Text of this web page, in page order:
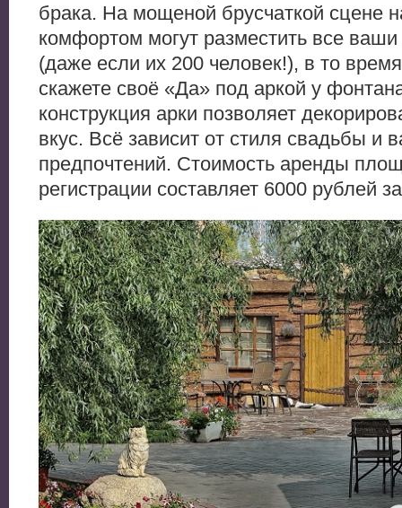
брака. На мощеной брусчаткой сцене
комфортом могут разместить все ваши
(даже если их 200 человек!), в то
скажете своё «Да» под аркой у
конструкция арки позволяет
вкус. Всё зависит от стиля свадьбы и
предпочтений. Стоимость аренды
регистрации составляет 6000 рублей